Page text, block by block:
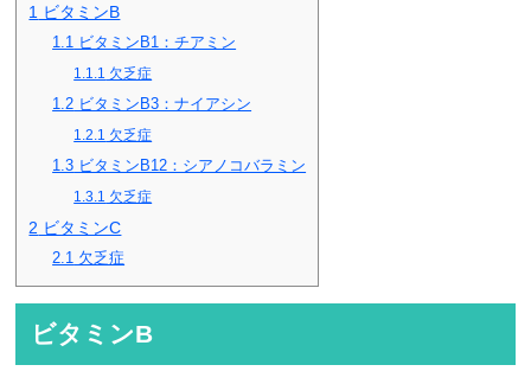
1 ビタミンB
1.1 ビタミンB1：チアミン
1.1.1 欠乏症
1.2 ビタミンB3：ナイアシン
1.2.1 欠乏症
1.3 ビタミンB12：シアノコバラミン
1.3.1 欠乏症
2 ビタミンC
2.1 欠乏症
ビタミンB